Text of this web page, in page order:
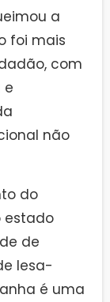
a
foi mais
com
e
não
do
estado
de
lesa-
é uma